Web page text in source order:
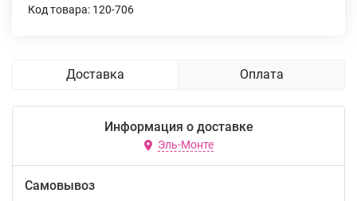
Код товара: 120-706
Доставка Оплата
Информация о доставке
Эль-Монте
Самовывоз